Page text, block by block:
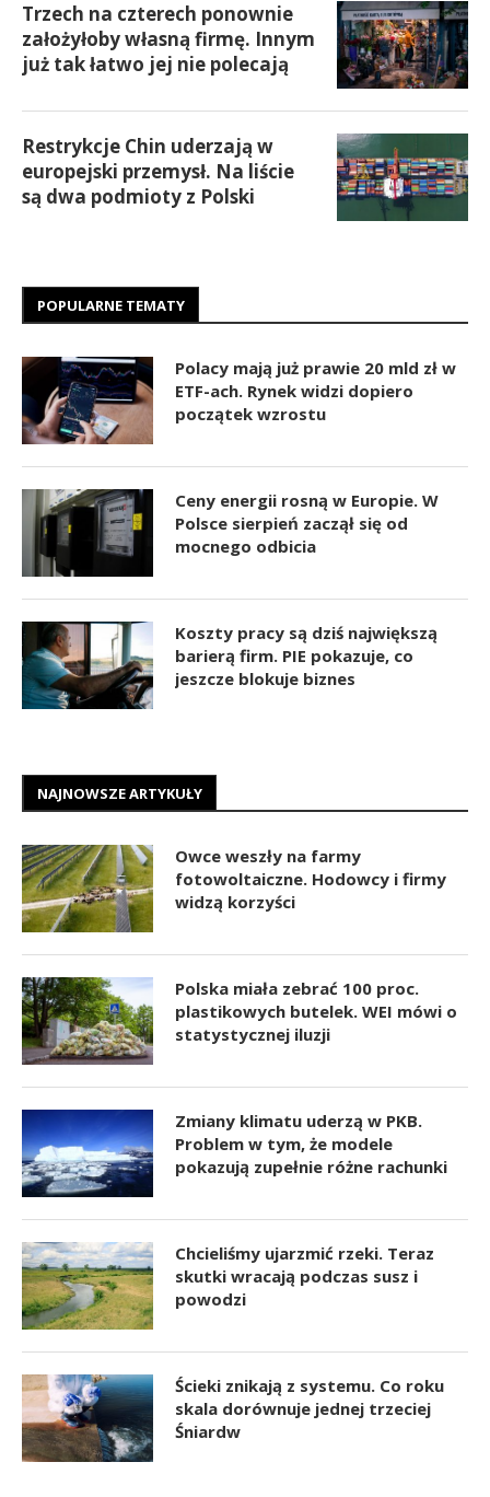
Trzech na czterech ponownie
założyłoby własną firmę. Innym
już tak łatwo jej nie polecają
Restrykcje Chin uderzają w
europejski przemysł. Na liście
są dwa podmioty z Polski
POPULARNE TEMATY
Polacy mają już prawie 20 mld zł w
ETF-ach. Rynek widzi dopiero
początek wzrostu
Ceny energii rosną w Europie. W
Polsce sierpień zaczął się od
mocnego odbicia
Koszty pracy są dziś największą
barierą firm. PIE pokazuje, co
jeszcze blokuje biznes
NAJNOWSZE ARTYKUŁY
Owce weszły na farmy
fotowoltaiczne. Hodowcy i firmy
widzą korzyści
Polska miała zebrać 100 proc.
plastikowych butelek. WEI mówi o
statystycznej iluzji
Zmiany klimatu uderzą w PKB.
Problem w tym, że modele
pokazują zupełnie różne rachunki
Chcieliśmy ujarzmić rzeki. Teraz
skutki wracają podczas susz i
powodzi
Ścieki znikają z systemu. Co roku
skala dorównuje jednej trzeciej
Śniardw